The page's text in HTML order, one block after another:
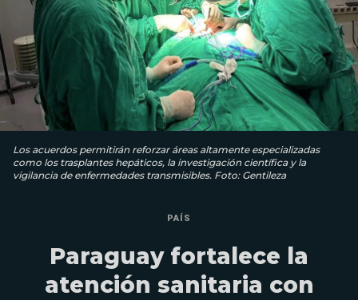
Los acuerdos permitirán reforzar áreas altamente especializadas
como los trasplantes hepáticos, la investigación científica y la
vigilancia de enfermedades transmisibles. Foto: Gentileza
PAÍS
Paraguay fortalece la
atención sanitaria con